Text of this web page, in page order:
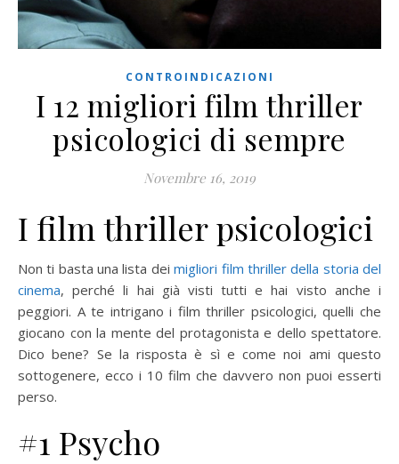
CONTROINDICAZIONI
I 12 migliori film thriller
psicologici di sempre
Novembre 16, 2019
I film thriller psicologici
Non ti basta una lista deimigliori film thriller della storia del
cinema, perché li hai già visti tutti e hai visto anche i
peggiori. A te intrigano i film thriller psicologici, quelli che
giocano con la mente del protagonista e dello spettatore.
Dico bene? Se la risposta è sì e come noi ami questo
sottogenere, ecco i 10 film che davvero non puoi esserti
perso.
#1 Psycho